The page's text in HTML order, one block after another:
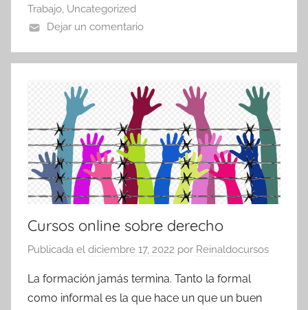
Trabajo, Uncategorized
Dejar un comentario
Cursos online sobre derecho
Publicada el diciembre 17, 2022 por Reinaldocursos
La formación jamás termina. Tanto la formal
como informal es la que hace un que un buen